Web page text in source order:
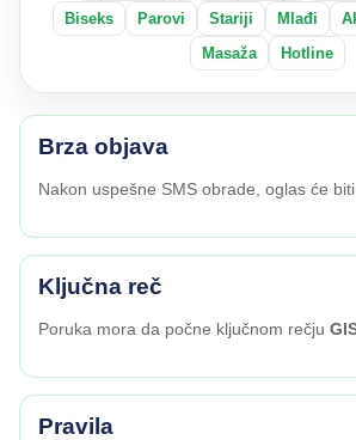
Biseks
Parovi Stariji Mlađi
Masaža
Hotline
Brza objava
Nakon uspešne SMS obrade, oglas će
Ključna reč
Poruka mora da počne ključnom rečju
Pravila